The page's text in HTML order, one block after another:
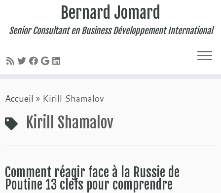
au
contenu
Bernard Jomard
Senior Consultant en Business Développement International
Accueil » Kirill Shamalov
Kirill Shamalov
Comment réagir face à la Russie de
Poutine 13 clefs pour comprendre